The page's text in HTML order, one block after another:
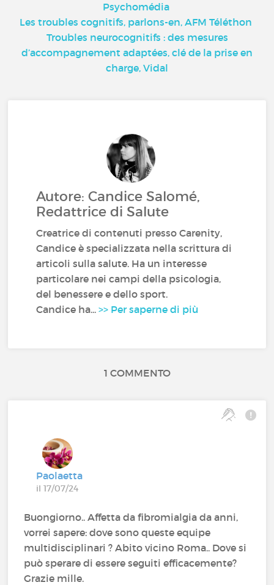
Psychomédia
Les troubles cognitifs, parlons-en, AFM Téléthon
Troubles neurocognitifs : des mesures
d’accompagnement adaptées, clé de la prise en
charge, Vidal
Autore: Candice Salomé,
Redattrice di Salute
Creatrice di contenuti presso Carenity,
Candice è specializzata nella scrittura di
articoli sulla salute. Ha un interesse
particolare nei campi della psicologia,
del benessere e dello sport.
Candice ha...>> Per saperne di più
1 COMMENTO
Paolaetta
il 17/07/24
Buongiorno.. Affetta da fibromialgia da anni,
vorrei sapere: dove sono queste equipe
multidisciplinari ? Abito vicino Roma.. Dove si
può sperare di essere seguiti efficacemente?
Grazie mille.